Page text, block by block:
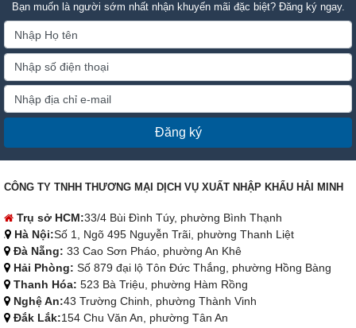
Bạn muốn là người sớm nhất nhận khuyến mãi đặc biệt? Đăng ký ngay.
Đăng ký
CÔNG TY TNHH THƯƠNG MẠI DỊCH VỤ XUẤT NHẬP KHẨU HẢI MINH
Trụ sở HCM:33/4 Bùi Đình Túy, phường Bình Thạnh
Hà Nội:Số 1, Ngõ 495 Nguyễn Trãi, phường Thanh Liệt
Đà Nẵng: 33 Cao Sơn Pháo, phường An Khê
Hải Phòng: Số 879 đại lộ Tôn Đức Thắng, phường Hồng Bàng
Thanh Hóa: 523 Bà Triệu, phường Hàm Rồng
Nghệ An:43 Trường Chinh, phường Thành Vinh
Đắk Lắk:154 Chu Văn An, phường Tân An